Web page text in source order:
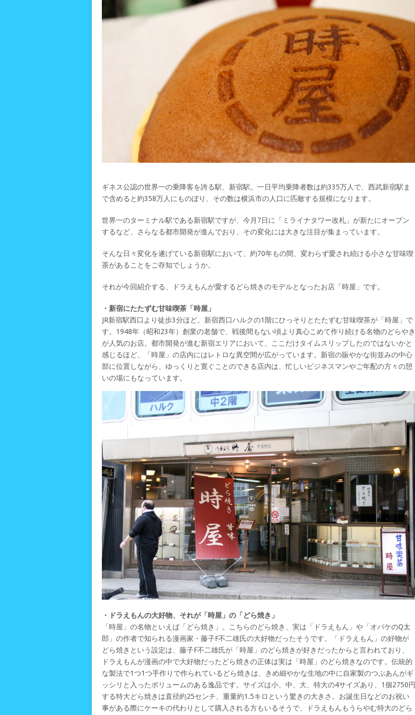
ギネス公認の世界一の乗降客を誇る駅、新宿駅。一日平均乗降者数は約335万人で、西武新宿駅ま
で含めると約358万人にものぼり、その数は横浜市の人口に匹敵する規模になります。
世界一のターミナル駅である新宿駅ですが、今月7日に「ミライナタワー改札」が新たにオープン
するなど、さらなる都市開発が進んでおり、その変化には大きな注目が集まっています。
そんな日々変化を遂げている新宿駅において、約70年もの間、変わらず愛され続ける小さな甘味喫
茶があることをご存知でしょうか。
それが今回紹介する、ドラえもんが愛するどら焼きのモデルとなったお店「時屋」です。
・新宿にたたずむ甘味喫茶「時屋」
JR新宿駅西口より徒歩3分ほど。新宿西口ハルクの1階にひっそりとたたずむ甘味喫茶が「時屋」で
す。1948年（昭和23年）創業の老舗で、戦後間もない頃より真心こめて作り続ける名物のどらやき
が人気のお店。都市開発が進む新宿エリアにおいて、ここだけタイムスリップしたのではないかと
感じるほど、「時屋」の店内にはレトロな異空間が広がっています。新宿の賑やかな街並みの中心
部に位置しながら、ゆっくりと寛ぐことのできる店内は、忙しいビジネスマンやご年配の方々の憩
いの場にもなっています。
・ドラえもんの大好物、それが「時屋」の「どら焼き」
「時屋」の名物といえば「どら焼き」。こちらのどら焼き、実は「ドラえもん」や「オバケのQ太
郎」の作者で知られる漫画家・藤子F不二雄氏の大好物だったそうです。「ドラえもん」の好物が
どら焼きという設定は、藤子F不二雄氏が「時屋」のどら焼きが好きだったからと言われており、
ドラえもんが漫画の中で大好物だったどら焼きの正体は実は「時屋」のどら焼きなのです。伝統的
な製法で1つ1つ手作りで作られているどら焼きは、きめ細やかな生地の中に自家製のつぶあんがギ
ッシリと入ったボリュームのある逸品です。サイズは小、中、大、特大の4サイズあり、1個2750円
する特大どら焼きは直径約25センチ、重量約1.5キロという驚きの大きさ。お誕生日などのお祝い
事がある際にケーキの代わりとして購入される方もいるそうで、ドラえもんもうらやむ特大のどら